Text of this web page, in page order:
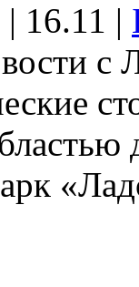
16.11 |
с